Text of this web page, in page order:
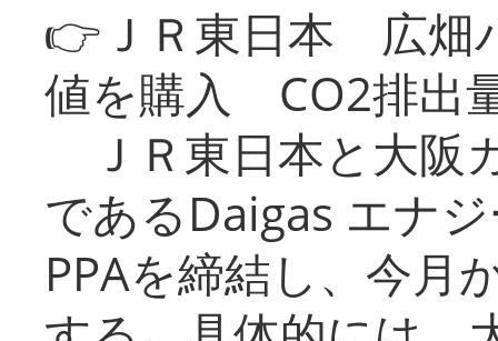
👉ＪＲ東日本 広畑
値を購入 CO2排出
ＪＲ東日本と大阪
であるDaigas エナ
PPAを締結し、今月